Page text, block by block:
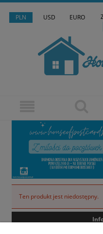
PLN USD EURO
Ten produkt jest niedostępny.